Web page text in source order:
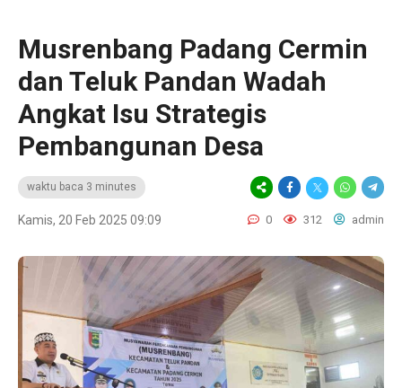
‎Musrenbang Padang Cermin
dan Teluk Pandan Wadah
Angkat Isu Strategis
Pembangunan Desa
waktu baca 3 minutes
Kamis, 20 Feb 2025 09:09 0 312 admin